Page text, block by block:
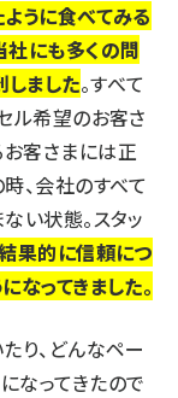
うに食べてみる
社にも多くの問
ました。すべて
ル希望のお客さ
客さまには正
、会社のすべて
い状態。スタッ
果的に信頼につ
なってきました。
り、どんなペー
なってきたので